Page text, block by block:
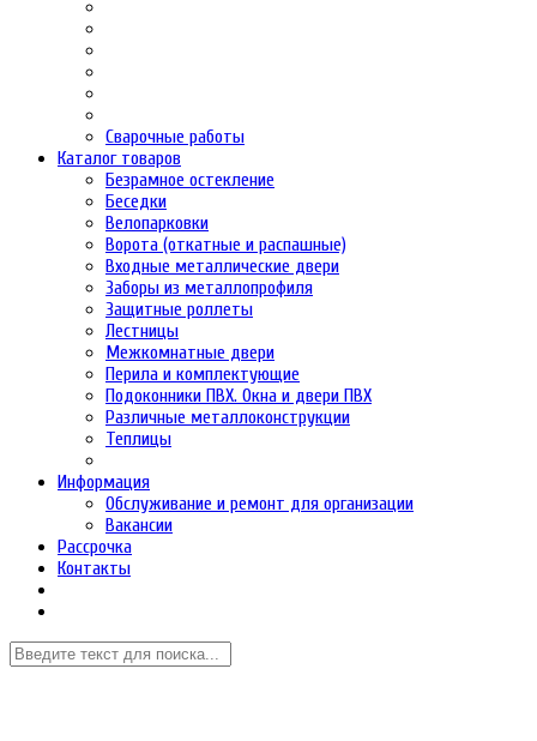
Сварочные работы
Каталог товаров
Безрамное остекление
Беседки
Велопарковки
Ворота (откатные и распашные)
Входные металлические двери
Заборы из металлопрофиля
Защитные роллеты
Лестницы
Межкомнатные двери
Перила и комплектующие
Подоконники ПВХ. Окна и двери ПВХ
Различные металлоконструкции
Теплицы
Информация
Обслуживание и ремонт для организации
Вакансии
Рассрочка
Контакты